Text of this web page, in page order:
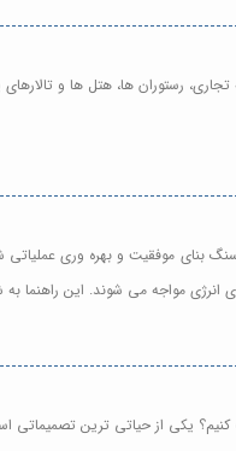
رستوران ها، هتل ها و
بنای موفقیت و بهره وری
انرژی مواجه می شوند. این راهنما
کنیم؟ یکی از حیاتی ترین